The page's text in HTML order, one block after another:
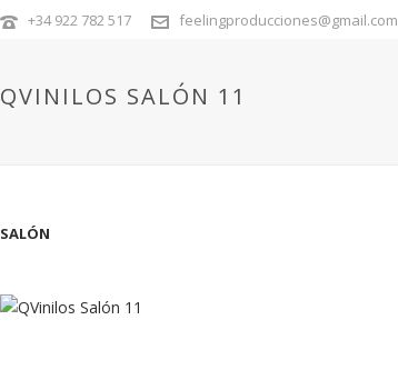
+34 922 782 517 feelingproducciones@gmail.com
QVINILOS SALÓN 11
SALÓN